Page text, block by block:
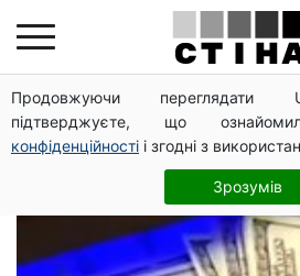
Продовжуючи переглядати
підтверджуєте, що
конфіденційності і згодні з
Зрозумів
експерти